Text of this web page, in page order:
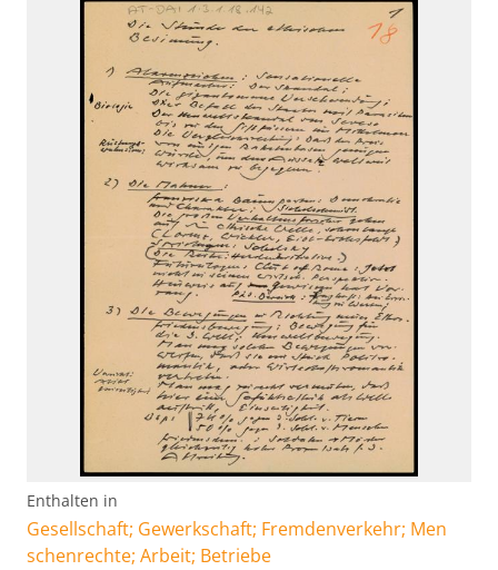
Enthalten in
Gesellschaft; Gewerkschaft; Fremdenverkehr; Men
schenrechte; Arbeit; Betriebe